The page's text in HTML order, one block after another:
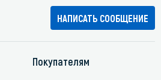
НАПИСАТЬ СООБЩЕНИЕ
Покупателям